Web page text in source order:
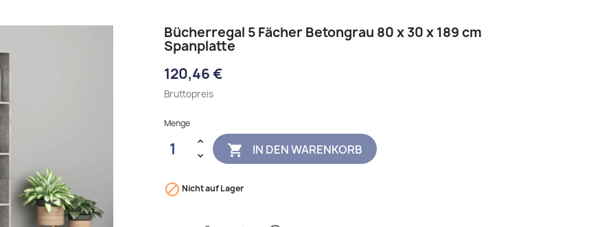
Bücherregal 5 Fächer Betongrau 80 x 30 x 189 cm
Spanplatte
120,46 €
Bruttopreis
Menge
 IN DEN WARENKORB
 Nicht auf Lager